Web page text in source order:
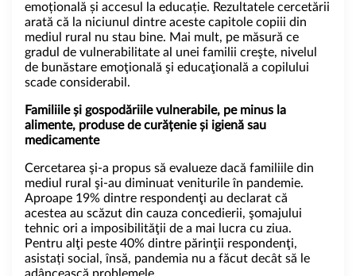
emoțională și accesul la educație. Rezultatele cercetării
arată că la niciunul dintre aceste capitole copiii din
mediul rural nu stau bine. Mai mult, pe măsură ce
gradul de vulnerabilitate al unei familii creşte, nivelul
de bunăstare emoţională şi educaţională a copilului
scade considerabil.
Familiile și gospodăriile vulnerabile, pe minus la
alimente, produse de curățenie și igienă sau
medicamente
Cercetarea şi-a propus să evalueze dacă familiile din
mediul rural şi-au diminuat veniturile în pandemie.
Aproape 19% dintre respondenţi au declarat că
acestea au scăzut din cauza concedierii, şomajului
tehnic ori a imposibilităţii de a mai lucra cu ziua.
Pentru alţi peste 40% dintre părinţii respondenţi,
asistați social, însă, pandemia nu a făcut decât să le